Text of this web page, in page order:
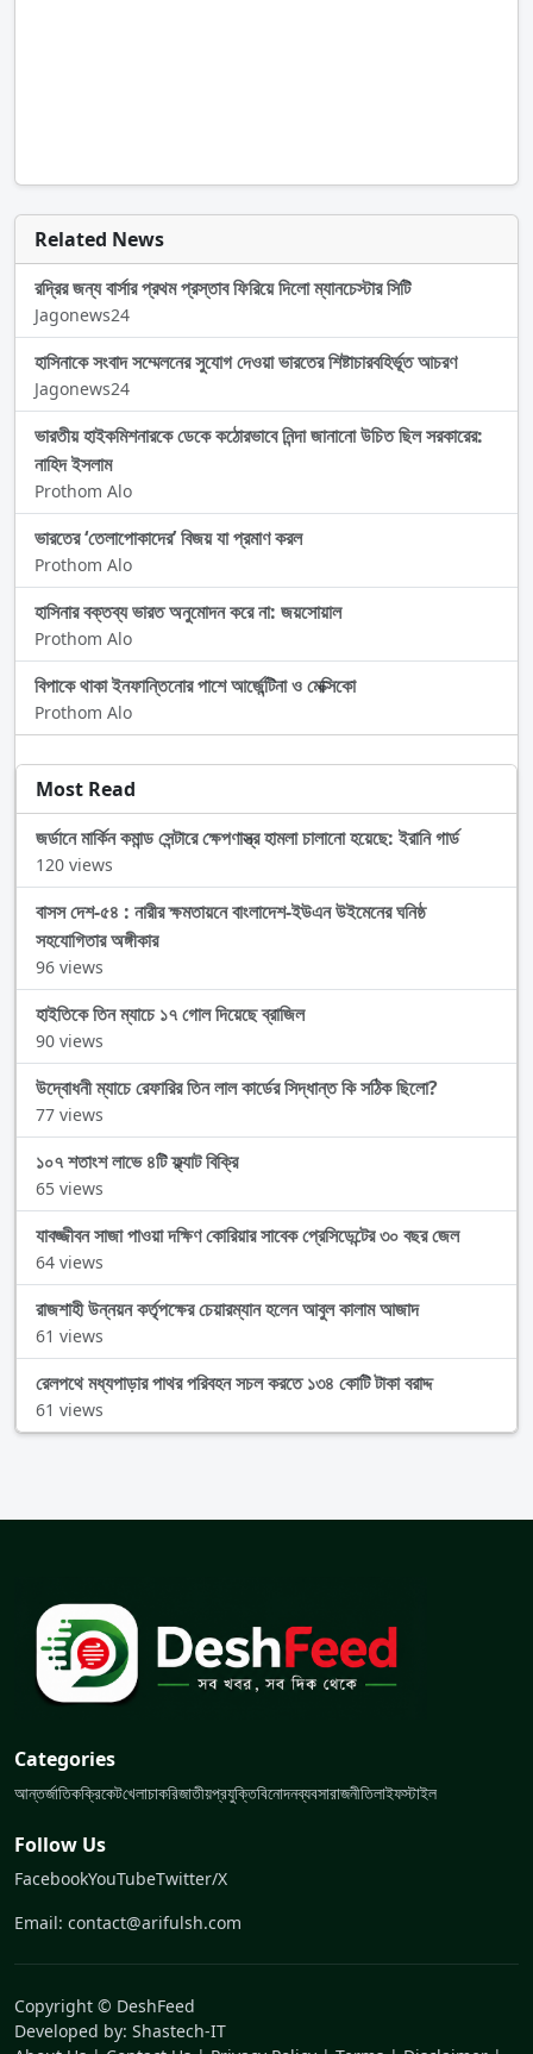
Related News
রদ্রির জন্য বার্সার প্রথম প্রস্তাব ফিরিয়ে দিলো ম্যানচেস্টার সিটি
Jagonews24
হাসিনাকে সংবাদ সম্মেলনের সুযোগ দেওয়া ভারতের শিষ্টাচারবহির্ভূত আচরণ
Jagonews24
ভারতীয় হাইকমিশনারকে ডেকে কঠোরভাবে নিন্দা জানানো উচিত ছিল সরকারের:
নাহিদ ইসলাম
Prothom Alo
ভারতের ‘তেলাপোকাদের’ বিজয় যা প্রমাণ করল
Prothom Alo
হাসিনার বক্তব্য ভারত অনুমোদন করে না: জয়সোয়াল
Prothom Alo
বিপাকে থাকা ইনফান্তিনোর পাশে আর্জেন্টিনা ও মেক্সিকো
Prothom Alo
Most Read
জর্ডানে মার্কিন কমান্ড সেন্টারে ক্ষেপণাস্ত্র হামলা চালানো হয়েছে: ইরানি গার্ড
120 views
বাসস দেশ-৫৪ : নারীর ক্ষমতায়নে বাংলাদেশ-ইউএন উইমেনের ঘনিষ্ঠ
সহযোগিতার অঙ্গীকার
96 views
হাইতিকে তিন ম্যাচে ১৭ গোল দিয়েছে ব্রাজিল
90 views
উদ্বোধনী ম্যাচে রেফারির তিন লাল কার্ডের সিদ্ধান্ত কি সঠিক ছিলো?
77 views
১০৭ শতাংশ লাভে ৪টি ফ্ল্যাট বিক্রি
65 views
যাবজ্জীবন সাজা পাওয়া দক্ষিণ কোরিয়ার সাবেক প্রেসিডেন্টের ৩০ বছর জেল
64 views
রাজশাহী উন্নয়ন কর্তৃপক্ষের চেয়ারম্যান হলেন আবুল কালাম আজাদ
61 views
রেলপথে মধ্যপাড়ার পাথর পরিবহন সচল করতে ১৩৪ কোটি টাকা বরাদ্দ
61 views
Categories
আন্তর্জাতিকক্রিকেটখেলাচাকরিজাতীয়প্রযুক্তিবিনোদনব্যবসারাজনীতিলাইফস্টাইল
Follow Us
FacebookYouTubeTwitter/X
Email: contact@arifulsh.com
Copyright © DeshFeed
Developed by: Shastech-IT